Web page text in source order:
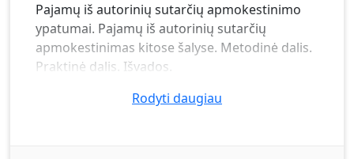
Pajamų iš autorinių sutarčių apmokestinimo
ypatumai. Pajamų iš autorinių sutarčių
apmokestinimas kitose šalyse. Metodinė dalis.
Praktinė dalis. Išvados.
Rodyti daugiau